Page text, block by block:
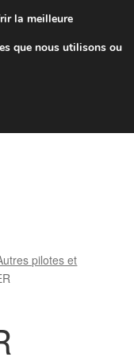
de 7 EUR
9 h à 16 h
pilotes et
la meilleure
que nous utilisons ou